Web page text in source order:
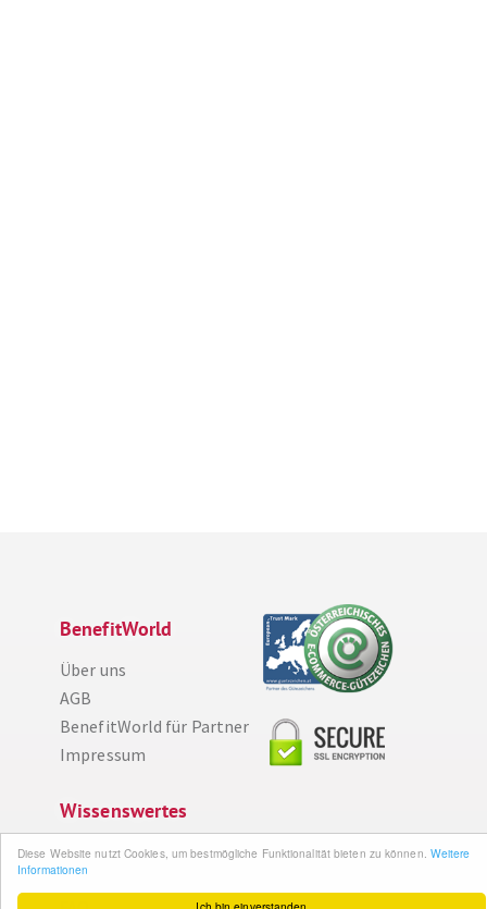
Diese Website nutzt Cookies, um bestmögliche Funktionalität bieten zu können. Weitere
Informationen
BenefitWorld
Über uns
AGB
BenefitWorld für Partner
Impressum
Wissenswertes
So funktioniert´s
Gut zu wissen